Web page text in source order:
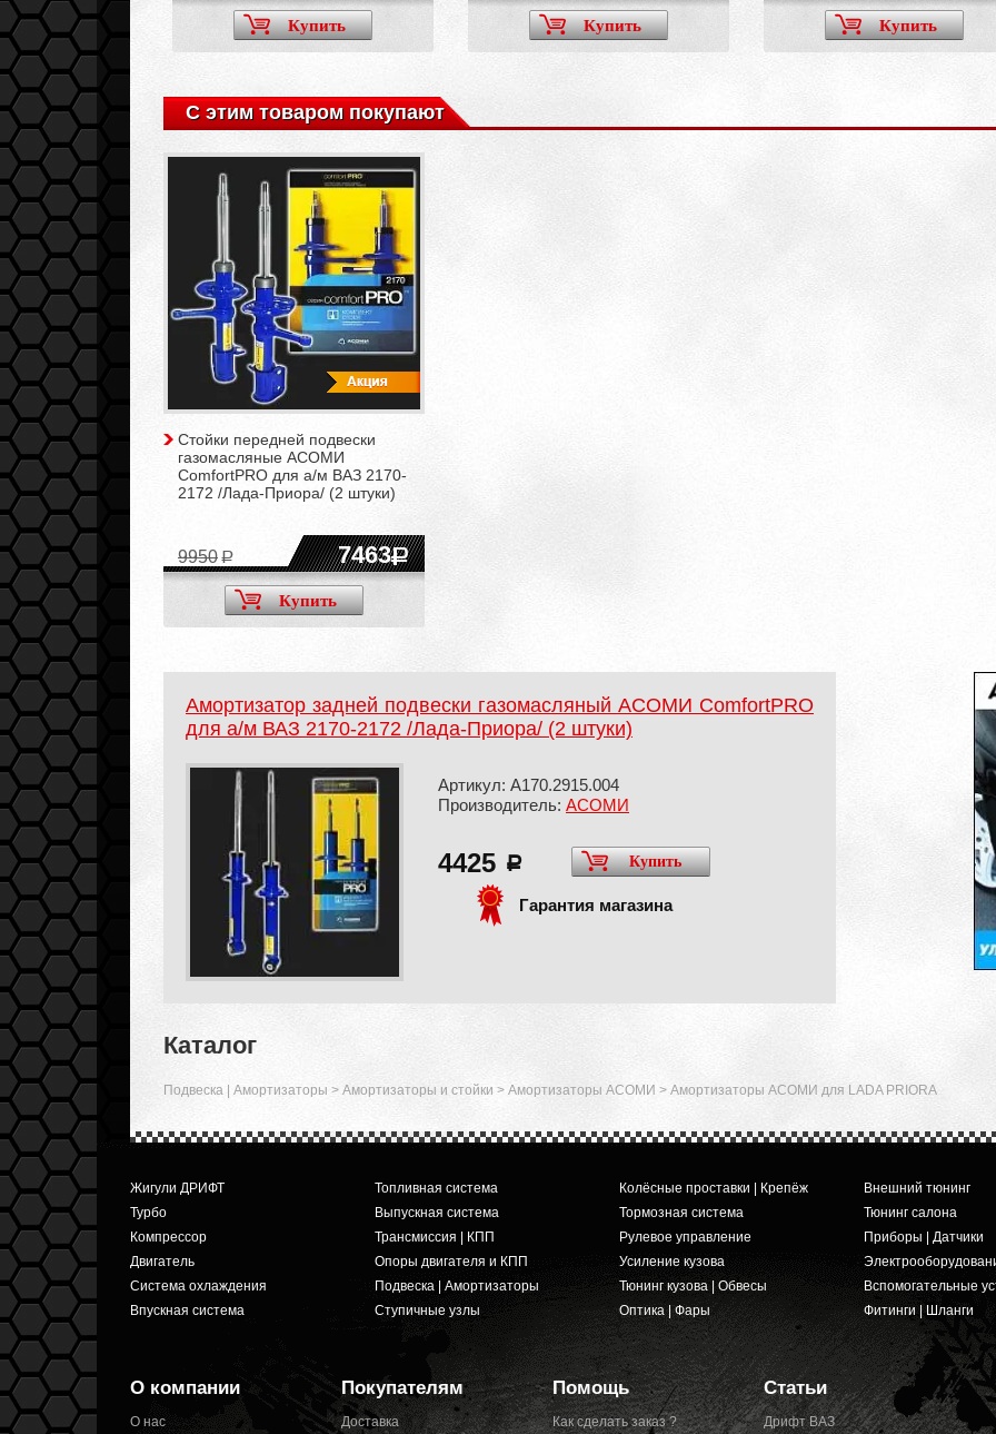
Купить Купить Купить
С этим товаром покупают
Стойки передней подвески
газомасляные АСОМИ
ComfortPRO для а/м ВАЗ 2170-
2172 /Лада-Приора/ (2 штуки)
7463
9950
Купить
Амортизатор задней подвески газомасляный АСОМИ ComfortPRO
для а/м ВАЗ 2170-2172 /Лада-Приора/ (2 штуки)
Артикул: А170.2915.004
Производитель: АСОМИ
4425 a Купить
Гарантия магазина
Каталог
Подвеска | Амортизаторы > Амортизаторы и стойки > Амортизаторы АСОМИ > Амортизаторы АСОМИ для LADA PRIORA
Жигули ДРИФТ
Турбо
Компрессор
Двигатель
Система охлаждения
Впускная система
Топливная система
Выпускная система
Трансмиссия | КПП
Опоры двигателя и КПП
Подвеска | Амортизаторы
Ступичные узлы
Колёсные проставки | Крепёж
Тормозная система
Рулевое управление
Усиление кузова
Тюнинг кузова | Обвесы
Оптика | Фары
Внешний тюнинг
Тюнинг салона
Приборы | Датчики
Вспомогательные
Фитинги | Шланги
О компании
О нас
Покупателям
Доставка
Помощь
Как сделать заказ ?
Статьи
Дрифт ВАЗ